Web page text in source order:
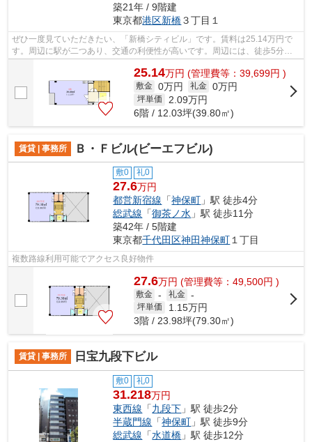
築21年 / 9階建
東京都港区新橋３丁目１
ぜひ一度見ていただきたい、「新橋シティビル」です。賃料は25.14万円で
す。周辺に駅が二つあり、交通の利便性が高いです。周辺には、徒歩5分で
利用できる駅があります。
25.14万円 (管理費等：39,699円 )
敷金 0万円 礼金 0万円
坪単価 2.09万円
6階 / 12.03坪(39.80㎡)
賃貸 | 事務所 Ｂ・Ｆビル(ビーエフビル)
敷0 礼0
27.6万円
都営新宿線 「神保町 」駅 徒歩4分
総武線 「御茶ノ水 」駅 徒歩11分
築42年 / 5階建
東京都千代田区神田神保町１丁目
複数路線利用可能でアクセス良好物件
27.6万円 (管理費等：49,500円 )
敷金 - 礼金 -
坪単価 1.15万円
3階 / 23.98坪(79.30㎡)
賃貸 | 事務所 日宝九段下ビル
敷0 礼0
31.218万円
東西線 「九段下 」駅 徒歩2分
半蔵門線 「神保町 」駅 徒歩9分
総武線 「水道橋 」駅 徒歩12分